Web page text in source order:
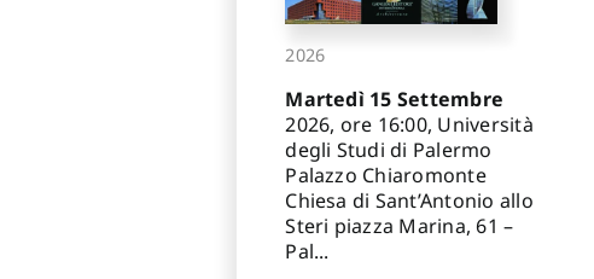
2026
Martedì 15 Settembre
2026, ore 16:00, Università
degli Studi di Palermo
Palazzo Chiaromonte
Chiesa di Sant’Antonio allo
Steri piazza Marina, 61 –
Pal...